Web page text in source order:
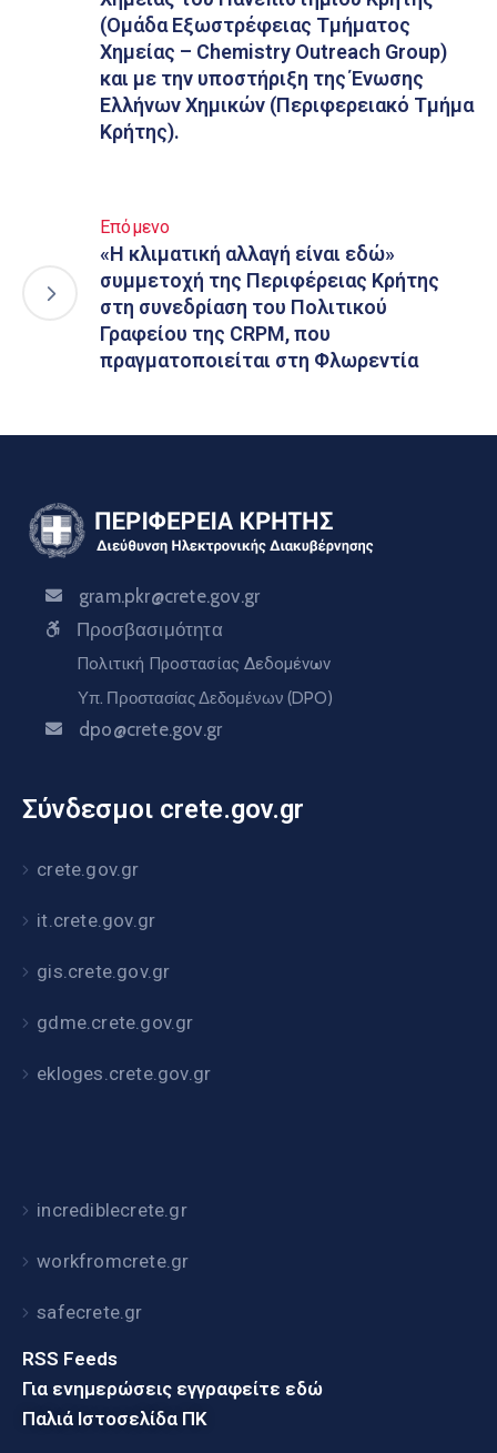
(Ομάδα Εξωστρέφειας Τμήματος
Χημείας – Chemistry Outreach Group)
και με την υποστήριξη της Ένωσης
Ελλήνων Χημικών (Περιφερειακό Τμήμα
Κρήτης).
Επόμενο
«Η κλιματική αλλαγή είναι εδώ»
συμμετοχή της Περιφέρειας Κρήτης
στη συνεδρίαση του Πολιτικού
Γραφείου της CRPM, που
πραγματοποιείται στη Φλωρεντία
gram.pkr@crete.gov.gr
Προσβασιμότητα
Πολιτική Προστασίας Δεδομένων
Υπ. Προστασίας Δεδομένων (DPO)
dpo@crete.gov.gr
Σύνδεσμοι crete.gov.gr
crete.gov.gr
it.crete.gov.gr
gis.crete.gov.gr
gdme.crete.gov.gr
ekloges.crete.gov.gr
incrediblecrete.gr
workfromcrete.gr
safecrete.gr
RSS Feeds
Για ενημερώσεις εγγραφείτε εδώ
Παλιά Ιστοσελίδα ΠΚ